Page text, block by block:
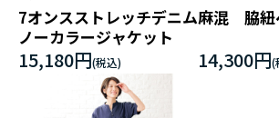
7オンスストレッチデニム
ノーカラージャケット
15,180円
麻混 脇紐
14,300円